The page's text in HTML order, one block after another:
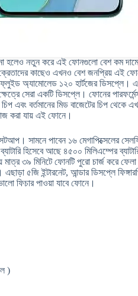
হলেও নতুন করে এই ফোনগুলো বেশ কম দামে
কাছেও এখনও বেশ জনপ্রিয় এই
অ্যামোলেড ১২০ হার্টজের ডিসপ্লে।
সেরা একটি ডিসপ্লে। ফোনের
এবং বর্তমানের মিড বাজেটের চিপ থেকে
করা যায় এই ফোনে।
সামনে পাবেন ১৬ মেগাপিক্সেলের
হিসেবে আছে ৪৫০০ মিলিএম্পের
মাত্র ৩৯ মিনিটে ফোনটি পুরো চার্জ করে
৫জি ইন্টারনেট, আন্ডার ডিসপ্লে
ফিচার পাওয়া যাবে ফোনে।
)